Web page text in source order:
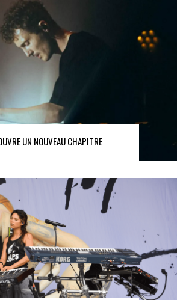
UN NOUVEAU CHAPITRE